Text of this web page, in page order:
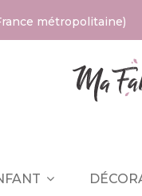
métropolitaine)